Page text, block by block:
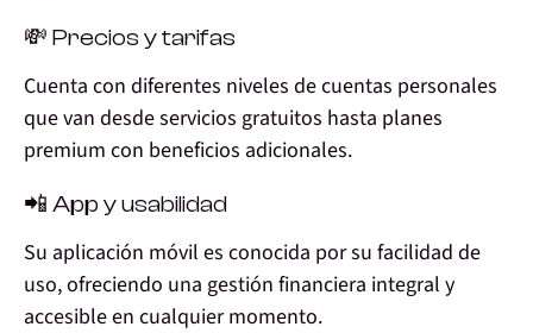
💸 Precios y tarifas
Cuenta con diferentes niveles de cuentas personales
que van desde servicios gratuitos hasta planes
premium con beneficios adicionales.
📲 App y usabilidad
Su aplicación móvil es conocida por su facilidad de
uso, ofreciendo una gestión financiera integral y
accesible en cualquier momento.